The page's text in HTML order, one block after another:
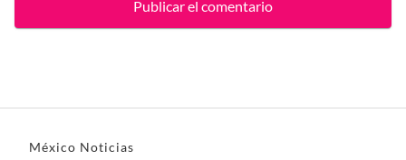
México Noticias